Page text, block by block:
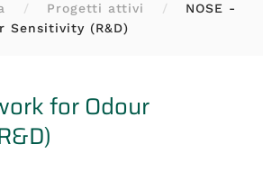
Progetti attivi
NOSE -
Sensitivity (R&D)
for Odour